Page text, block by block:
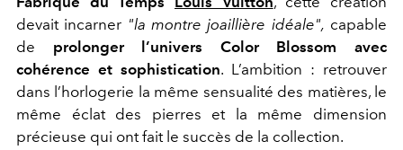
devait incarner "la montre joaillière idéale", capable
de prolonger l’univers Color Blossom avec
cohérence et sophistication. L’ambition : retrouver
dans l’horlogerie la même sensualité des matières, le
même éclat des pierres et la même dimension
précieuse qui ont fait le succès de la collection.